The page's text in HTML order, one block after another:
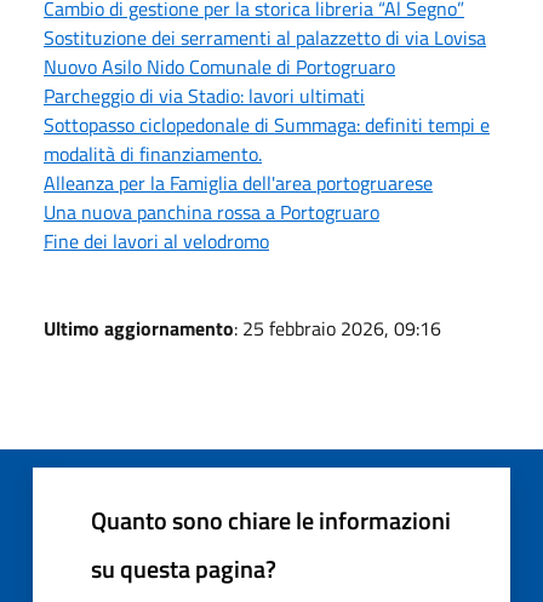
Cambio di gestione per la storica libreria “Al Segno”
Sostituzione dei serramenti al palazzetto di via Lovisa
Nuovo Asilo Nido Comunale di Portogruaro
Parcheggio di via Stadio: lavori ultimati
Sottopasso ciclopedonale di Summaga: definiti tempi e
modalità di finanziamento.
Alleanza per la Famiglia dell'area portogruarese
Una nuova panchina rossa a Portogruaro
Fine dei lavori al velodromo
Ultimo aggiornamento: 25 febbraio 2026, 09:16
Quanto sono chiare le informazioni
su questa pagina?